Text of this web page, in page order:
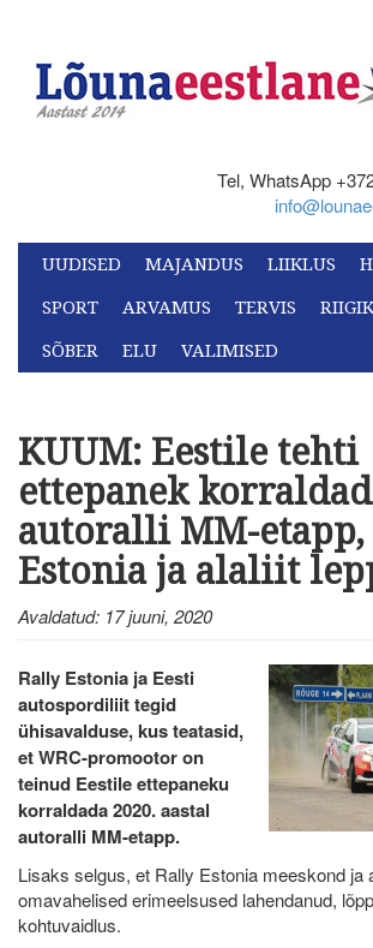
Tel, WhatsApp
UUDISED MAJANDUS LIIKLUS
SPORT
ARVAMUS TERVIS
SÕBER
ELU VALIMISED
KUUM: Eestile tehti
ettepanek
autoralli MM-
Estonia ja alaliit
Avaldatud: 17 juuni, 2020
Rally Estonia ja Eesti
autospordiliit tegid
ühisavalduse, kus teatasid,
et WRC-promootor on
teinud Eestile ettepaneku
korraldada 2020. aastal
autoralli MM-etapp.
Lisaks selgus, et Rally Estonia meeskond ja
omavahelised erimeelsused lahendanud,
kohtuvaidlus.